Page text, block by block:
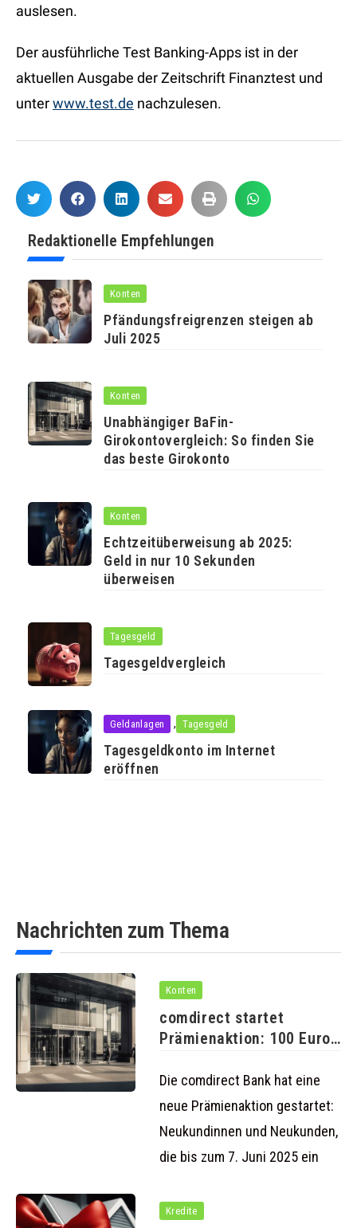
auslesen.
Der ausführliche Test Banking-Apps ist in der
aktuellen Ausgabe der Zeitschrift Finanztest und
unterwww.test.de nachzulesen.
Redaktionelle Empfehlungen
Konten
Pfändungsfreigrenzen steigen ab
Juli 2025
Konten
Unabhängiger BaFin-
Girokontovergleich: So finden Sie
das beste Girokonto
Konten
Echtzeitüberweisung ab 2025:
Geld in nur 10 Sekunden
überweisen
Tagesgeld
Tagesgeldvergleich
Geldanlagen , Tagesgeld
Tagesgeldkonto im Internet
eröffnen
Nachrichten zum Thema
Konten
comdirect startet
Prämienaktion: 100 Euro
Die comdirect Bank hat eine
neue Prämienaktion gestartet:
Neukundinnen und Neukunden,
die bis zum 7. Juni 2025 ein
Kredite